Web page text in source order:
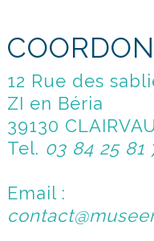
12 Rue des
ZI en Béria
39130
Tel. 03 84 25 81
Email :